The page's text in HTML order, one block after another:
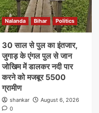
Nalanda Bihar Politics
30 साल से पुल का इंतजार,
जुगाड़ के एंगल पुल से जान
जोखिम में डालकर नदी पार
करने को मजबूर 5500
ग्रामीण
shankar
August 6, 2026
0